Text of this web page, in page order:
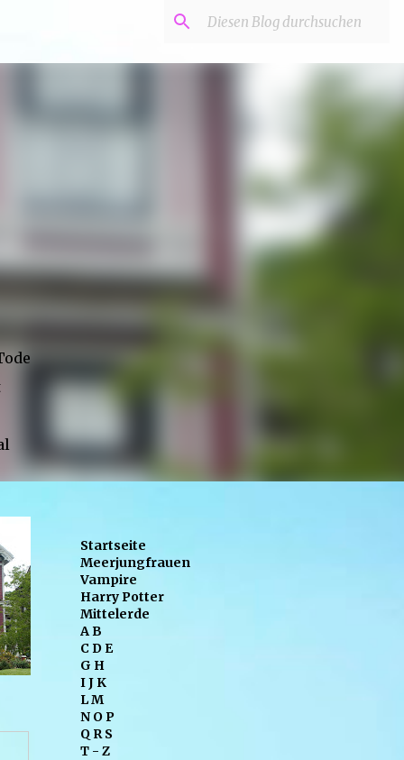
Startseite
Meerjungfrauen
Vampire
Harry Potter
Mittelerde
A B
C D E
G H
I J K
L M
N O P
Q R S
T - Z